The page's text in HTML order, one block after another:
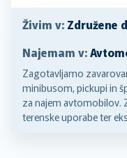
with
calendar
and
select
a
date.
Živim v: Združene
Najemam v:
Zagotavljamo
minibusom, pickupi in
za najem avtomobilov.
terenske uporabe ter